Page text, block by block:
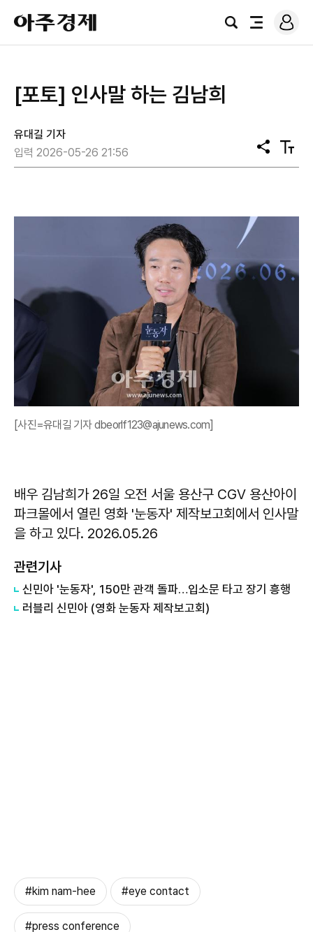
아
주
경
검
전
로
그
[포토] 인사말 하는 김남희
유대길 기자
입력 2026-05-26 21:56
공
유
텍
스
[사진=유대길 기자 dbeorlf123@ajunews.com]
배우 김남희가 26일 오전 서울 용산구 CGV 용산아이
파크몰에서 열린 영화 '눈동자' 제작보고회에서 인사말
을 하고 있다. 2026.05.26
관련기사
신민아 '눈동자', 150만 관객 돌파…입소문 타고 장기 흥행
러블리 신민아 (영화 눈동자 제작보고회)
#kim nam-hee #eye contact
#press conference